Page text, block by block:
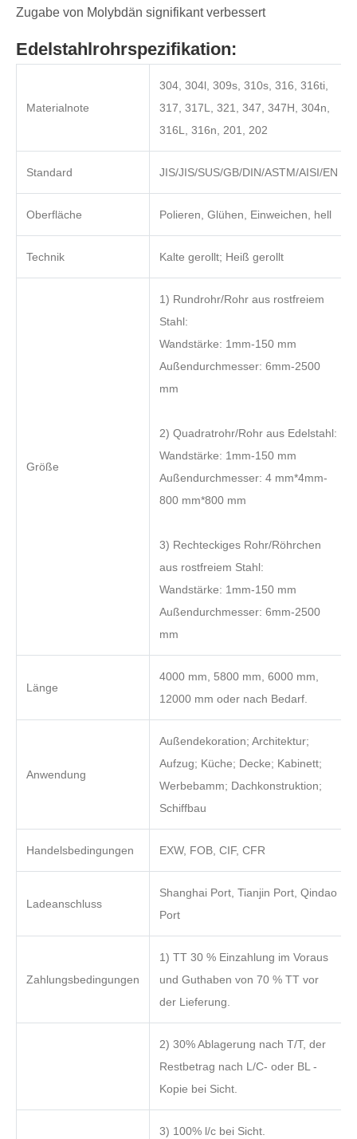
Zugabe von Molybdän signifikant verbessert
Edelstahlrohrspezifikation:
Materialnote
304, 304l, 309s, 310s, 316, 316ti,
317, 317L, 321, 347, 347H, 304n,
316L, 316n, 201, 202
Standard JIS/JIS/SUS/GB/DIN/ASTM/AISI/EN
Oberfläche Polieren, Glühen, Einweichen, hell
Technik Kalte gerollt; Heiß gerollt
Größe
1) Rundrohr/Rohr aus rostfreiem
Stahl:
Wandstärke: 1mm-150 mm
Außendurchmesser: 6mm-2500
mm
2) Quadratrohr/Rohr aus Edelstahl:
Wandstärke: 1mm-150 mm
Außendurchmesser: 4 mm*4mm-
800 mm*800 mm
3) Rechteckiges Rohr/Röhrchen
aus rostfreiem Stahl:
Wandstärke: 1mm-150 mm
Außendurchmesser: 6mm-2500
mm
Länge
4000 mm, 5800 mm, 6000 mm,
12000 mm oder nach Bedarf.
Anwendung
Außendekoration; Architektur;
Aufzug; Küche; Decke; Kabinett;
Werbebamm; Dachkonstruktion;
Schiffbau
Handelsbedingungen EXW, FOB, CIF, CFR
Ladeanschluss
Shanghai Port, Tianjin Port, Qindao
Port
Zahlungsbedingungen
1) TT 30 % Einzahlung im Voraus
und Guthaben von 70 % TT vor
der Lieferung.
2) 30% Ablagerung nach T/T, der
Restbetrag nach L/C- oder BL -
Kopie bei Sicht.
3) 100% l/c bei Sicht.